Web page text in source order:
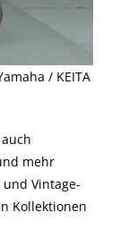
/ KEITA
mehr
Vintage-
Kollektionen